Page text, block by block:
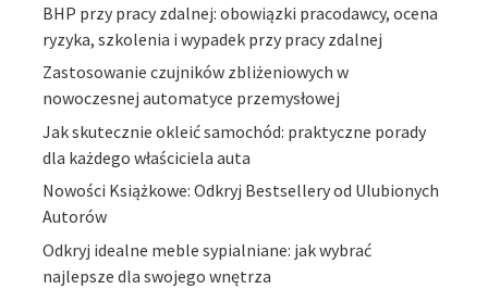
BHP przy pracy zdalnej: obowiązki pracodawcy, ocena
ryzyka, szkolenia i wypadek przy pracy zdalnej
Zastosowanie czujników zbliżeniowych w
nowoczesnej automatyce przemysłowej
Jak skutecznie okleić samochód: praktyczne porady
dla każdego właściciela auta
Nowości Książkowe: Odkryj Bestsellery od Ulubionych
Autorów
Odkryj idealne meble sypialniane: jak wybrać
najlepsze dla swojego wnętrza